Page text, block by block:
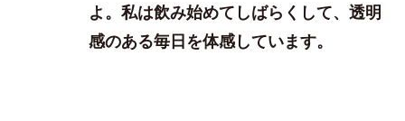
よ。私は飲み始めてしばらくして、透明
感のある毎日を体感しています。